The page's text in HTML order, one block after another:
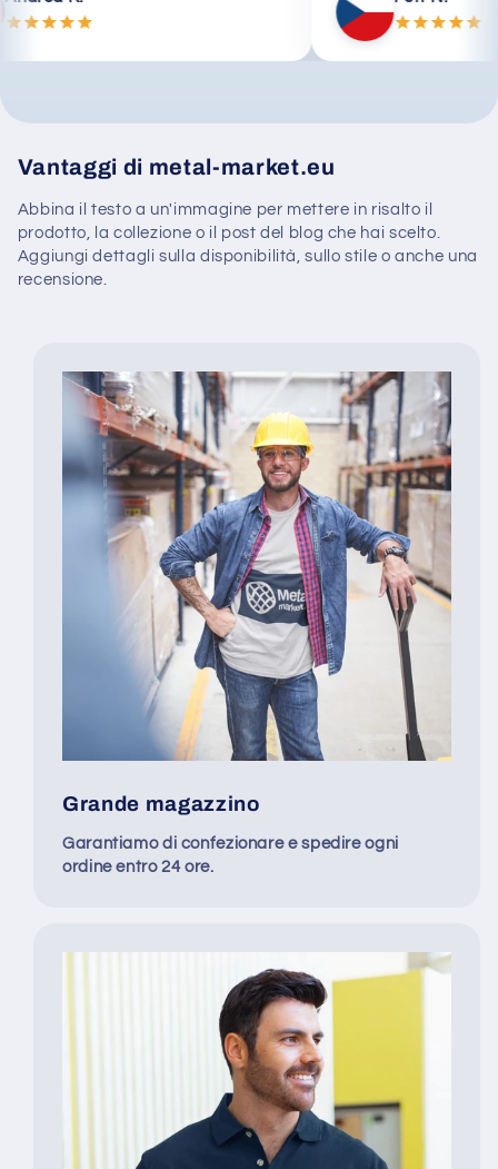
Vantaggi di metal-market.eu
Abbina il testo a un'immagine per mettere in risalto il
prodotto, la collezione o il post del blog che hai scelto.
Aggiungi dettagli sulla disponibilità, sullo stile o anche una
recensione.
Grande magazzino
Garantiamo di confezionare e spedire ogni
ordine entro 24 ore.